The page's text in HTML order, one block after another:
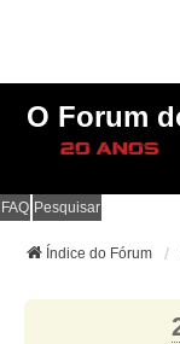
O Forum
FAQ Pesquisar
Índice do Fórum